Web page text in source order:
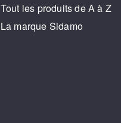
Tout les produits de A à Z
La marque Sidamo